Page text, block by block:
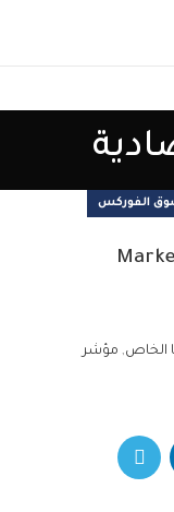
الفوركس
الخاص, مؤشر